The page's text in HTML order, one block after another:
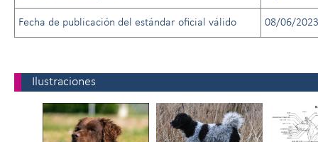
Fecha de publicación del estándar oficial válido 08/06/2023
Ilustraciones